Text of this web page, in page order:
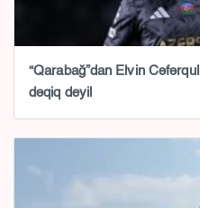
“Qarabağ”dan Elvin
dəqiq deyil